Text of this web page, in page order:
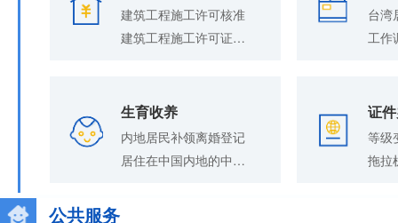
建筑工程施工许可核准
建筑工程施工许可证变更（监理单位变更）
生育收养
内地居民补领离婚登记
居住在中国内地的中国公民在内地撤销收养登记
证
等级
公共服务